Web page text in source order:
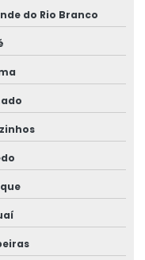
De Cargas
do Rio Branco